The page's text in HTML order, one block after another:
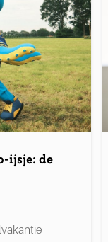
ijsje: de